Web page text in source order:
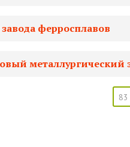
ферросплавов
металлургический
83